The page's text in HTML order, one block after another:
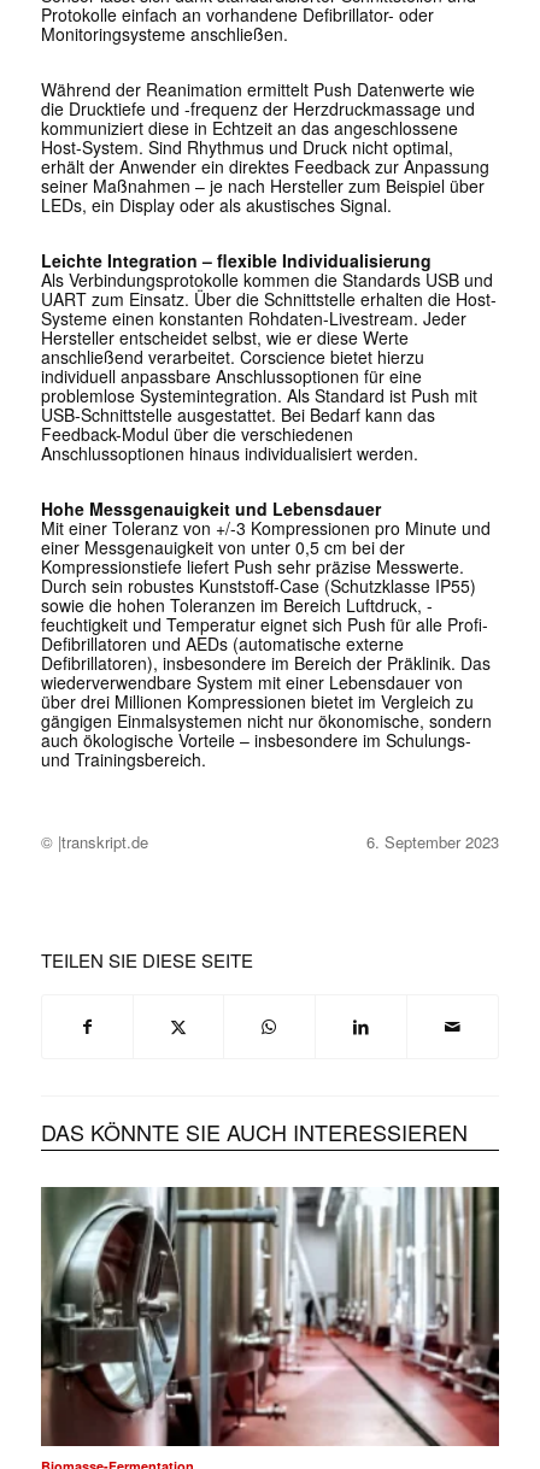
Protokolle einfach an vorhandene Defibrillator- oder
Monitoringsysteme anschließen.
Während der Reanimation ermittelt Push Datenwerte wie
die Drucktiefe und -frequenz der Herzdruckmassage und
kommuniziert diese in Echtzeit an das angeschlossene
Host-System. Sind Rhythmus und Druck nicht optimal,
erhält der Anwender ein direktes Feedback zur Anpassung
seiner Maßnahmen – je nach Hersteller zum Beispiel über
LEDs, ein Display oder als akustisches Signal.
Leichte Integration – flexible Individualisierung
Als Verbindungsprotokolle kommen die Standards USB und
UART zum Einsatz. Über die Schnittstelle erhalten die Host-
Systeme einen konstanten Rohdaten-Livestream. Jeder
Hersteller entscheidet selbst, wie er diese Werte
anschließend verarbeitet. Corscience bietet hierzu
individuell anpassbare Anschlussoptionen für eine
problemlose Systemintegration. Als Standard ist Push mit
USB-Schnittstelle ausgestattet. Bei Bedarf kann das
Feedback-Modul über die verschiedenen
Anschlussoptionen hinaus individualisiert werden.
Hohe Messgenauigkeit und Lebensdauer
Mit einer Toleranz von +/-3 Kompressionen pro Minute und
einer Messgenauigkeit von unter 0,5 cm bei der
Kompressionstiefe liefert Push sehr präzise Messwerte.
Durch sein robustes Kunststoff-Case (Schutzklasse IP55)
sowie die hohen Toleranzen im Bereich Luftdruck, -
feuchtigkeit und Temperatur eignet sich Push für alle Profi-
Defibrillatoren und AEDs (automatische externe
Defibrillatoren), insbesondere im Bereich der Präklinik. Das
wiederverwendbare System mit einer Lebensdauer von
über drei Millionen Kompressionen bietet im Vergleich zu
gängigen Einmalsystemen nicht nur ökonomische, sondern
auch ökologische Vorteile – insbesondere im Schulungs-
und Trainingsbereich.
© |transkript.de 6. September 2023
TEILEN SIE DIESE SEITE
DAS KÖNNTE SIE AUCH INTERESSIEREN